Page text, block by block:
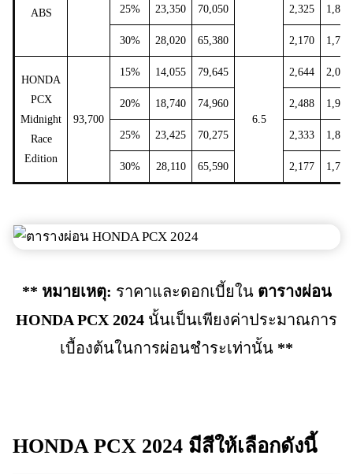
ABS
25% 23,350 70,050 2,325 1,839
30% 28,020 65,380 2,170 1,716
HONDA
PCX
Midnight
Race
Edition
93,700
15% 14,055 79,645
6.5
2,644 2,091
20% 18,740 74,960 2,488 1,968
25% 23,425 70,275 2,333 1,845
30% 28,110 65,590 2,177 1,722
** หมายเหตุ: ราคาและดอกเบี้ยใน ตารางผ่อน
HONDA PCX 2024 นั้นเป็นเพียงค่าประมาณการ
เบื้องต้นในการผ่อนชำระเท่านั้น **
HONDA PCX 2024 มีสีให้เลือกดังนี้